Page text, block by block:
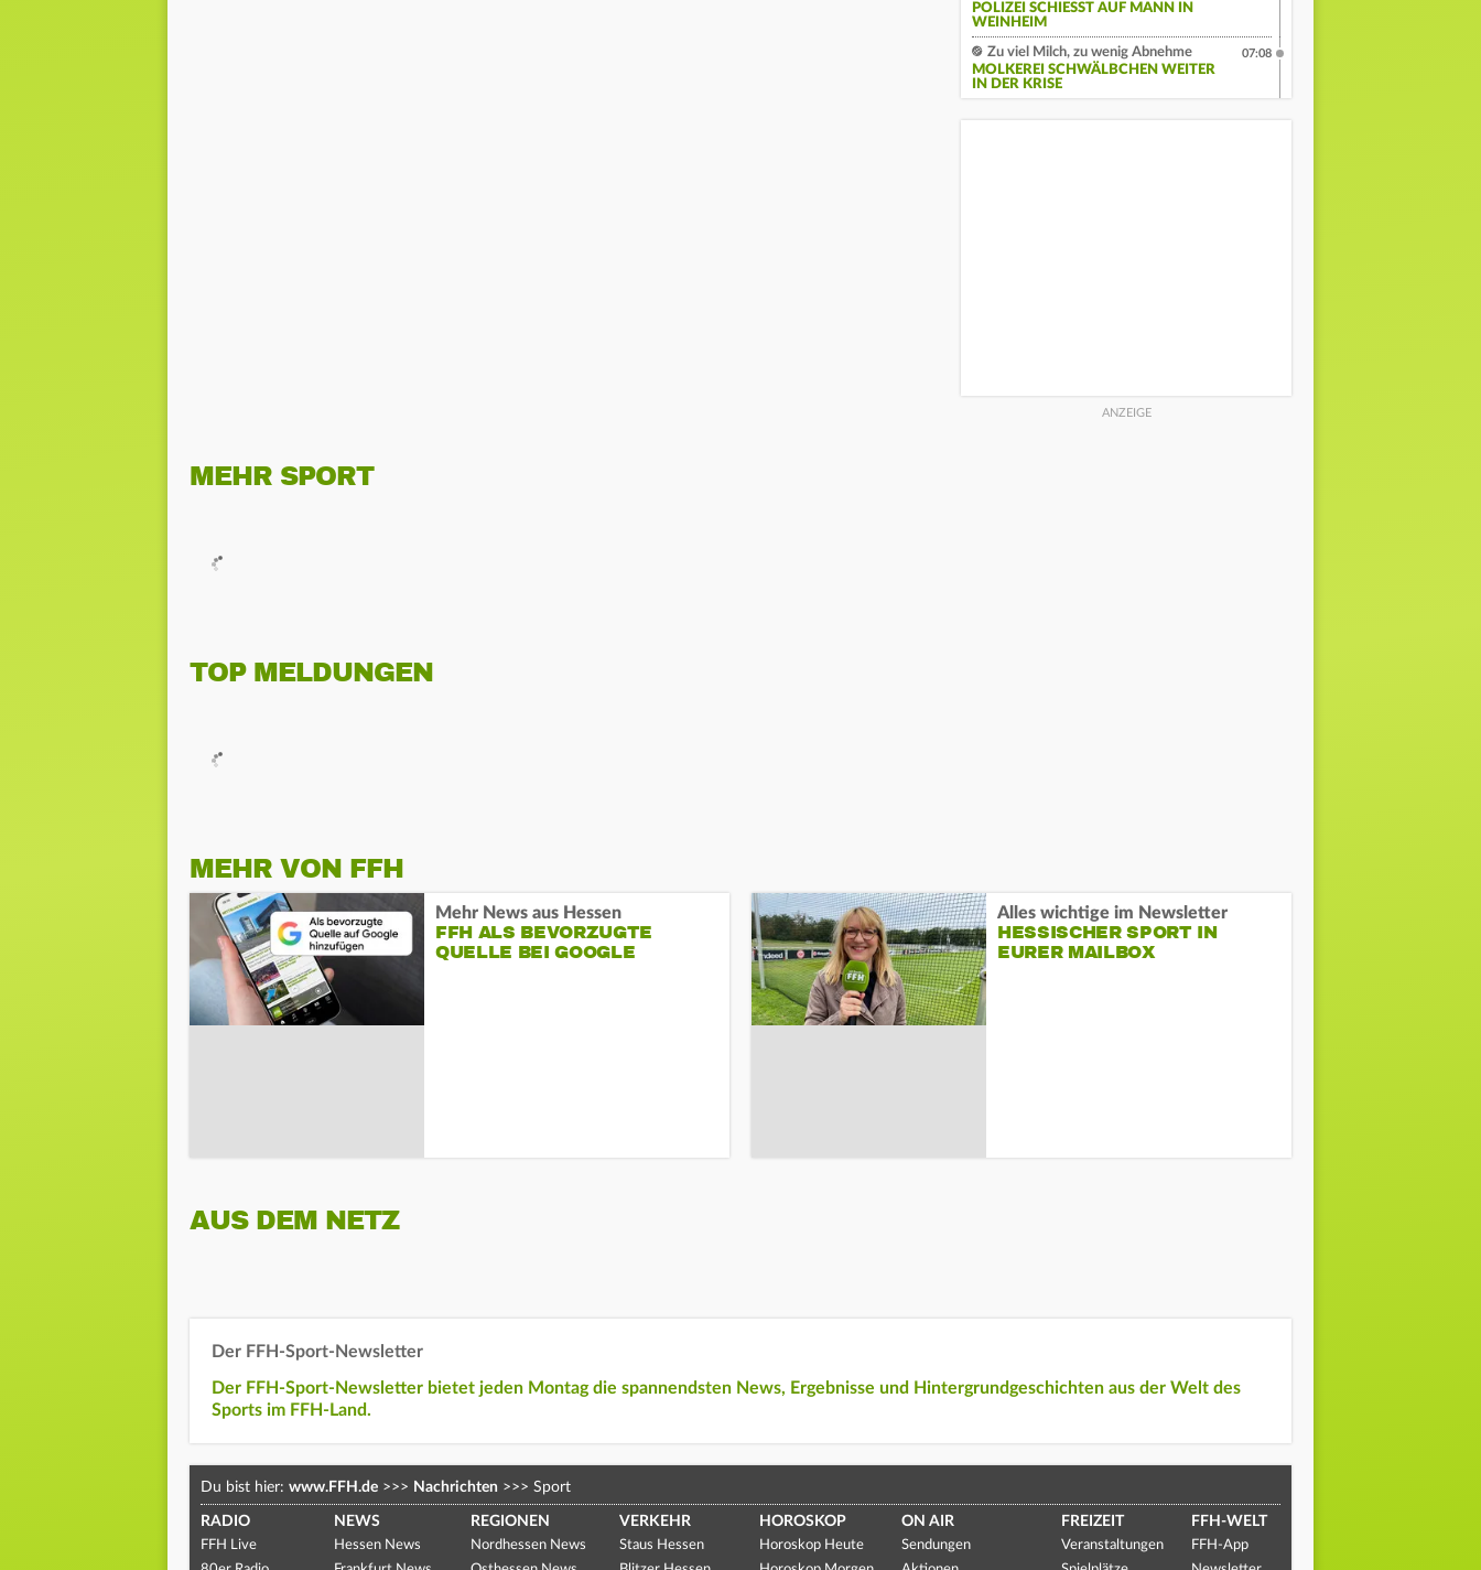
POLIZEI SCHIESST AUF MANN IN W
EINHEIM
Zu viel Milch, zu wenig Abnehme
MOLKEREI SCHWÄLBCHEN WEITER
IN DER KRISE
07:08
MEHR SPORT
TOP MELDUNGEN
MEHR VON FFH
Mehr News aus Hessen
FFH ALS BEVORZUGTE
QUELLE BEI GOOGLE
Alles wichtige im Newsletter
HESSISCHER SPORT IN
EURER MAILBOX
AUS DEM NETZ
Der FFH-Sport-Newsletter
Der FFH-Sport-Newsletter bietet jeden Montag die spannendsten News, Ergebnisse und Hintergrundgeschichten aus der Welt des
Sports im FFH-Land.
Du bist hier: www.FFH.de >>> Nachrichten >>> Sport
RADIO
FFH Live
NEWS
Hessen News
REGIONEN
Nordhessen News
VERKEHR
Staus Hessen
HOROSKOP
Horoskop Heute
ON AIR
Sendungen
FREIZEIT
Veranstaltungen
FFH-WELT
FFH-App